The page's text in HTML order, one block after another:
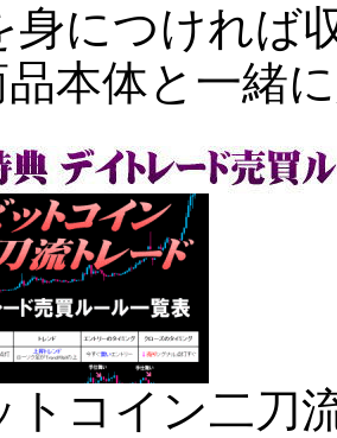
身につければ
本体と一緒
トコイン二刀